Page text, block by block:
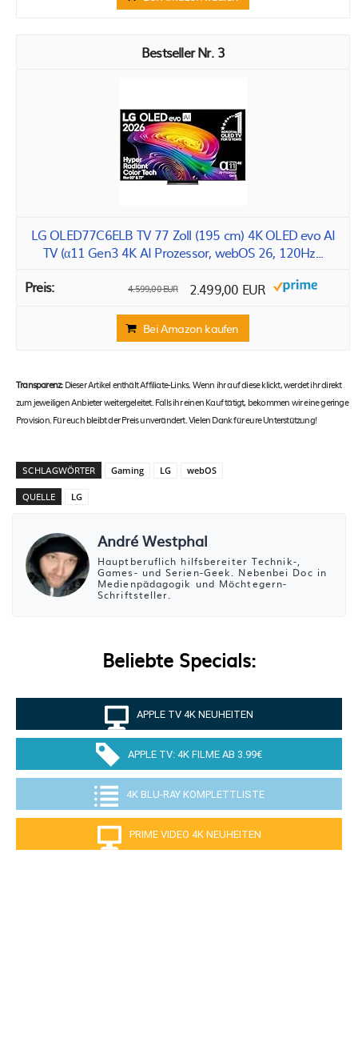
3
LG OLED77C6ELB TV 77 Zoll (195 cm) 4K OLED evo AI
TV (α11 Gen3 4K AI Prozessor, webOS 26, 120Hz...
4.599,00 EUR 2.499,00 EUR
Bei Amazon kaufen
Transparenz:Dieser Artikel enthält Affiliate-Links. Wenn ihr auf diese klickt, werdet ihr direkt
zum jeweiligen Anbieter weitergeleitet. Falls ihr einen Kauf tätigt, bekommen wir eine geringe
Provision. Für euch bleibt der Preis unverändert. Vielen Dank für eure Unterstützung!
SCHLAGWÖRTER Gaming LG webOS
QUELLE LG
André Westphal
Hauptberuflich hilfsbereiter Technik-,
Games- und Serien-Geek. Nebenbei Doc in
Medienpädagogik und Möchtegern-
Schriftsteller.
Beliebte Specials:
APPLE TV 4K NEUHEITEN
APPLE TV: 4K FILME AB 3.99€
4K BLU-RAY KOMPLETTLISTE
PRIME VIDEO 4K NEUHEITEN